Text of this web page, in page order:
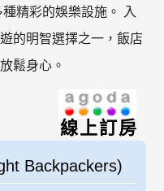
精彩的娛樂設施。 入
的明智選擇之一，飯店
鬆身心。
線上訂房
Backpackers)